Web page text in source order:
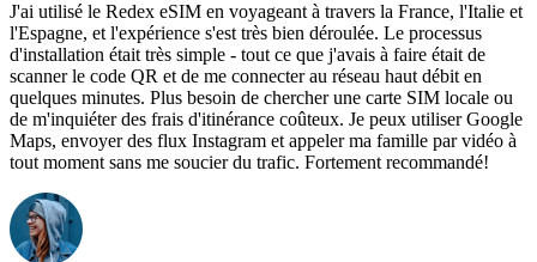
J'ai utilisé le Redex eSIM en voyageant à travers la France, l'Italie et
l'Espagne, et l'expérience s'est très bien déroulée. Le processus
d'installation était très simple - tout ce que j'avais à faire était de
scanner le code QR et de me connecter au réseau haut débit en
quelques minutes. Plus besoin de chercher une carte SIM locale ou
de m'inquiéter des frais d'itinérance coûteux. Je peux utiliser Google
Maps, envoyer des flux Instagram et appeler ma famille par vidéo à
tout moment sans me soucier du trafic. Fortement recommandé!